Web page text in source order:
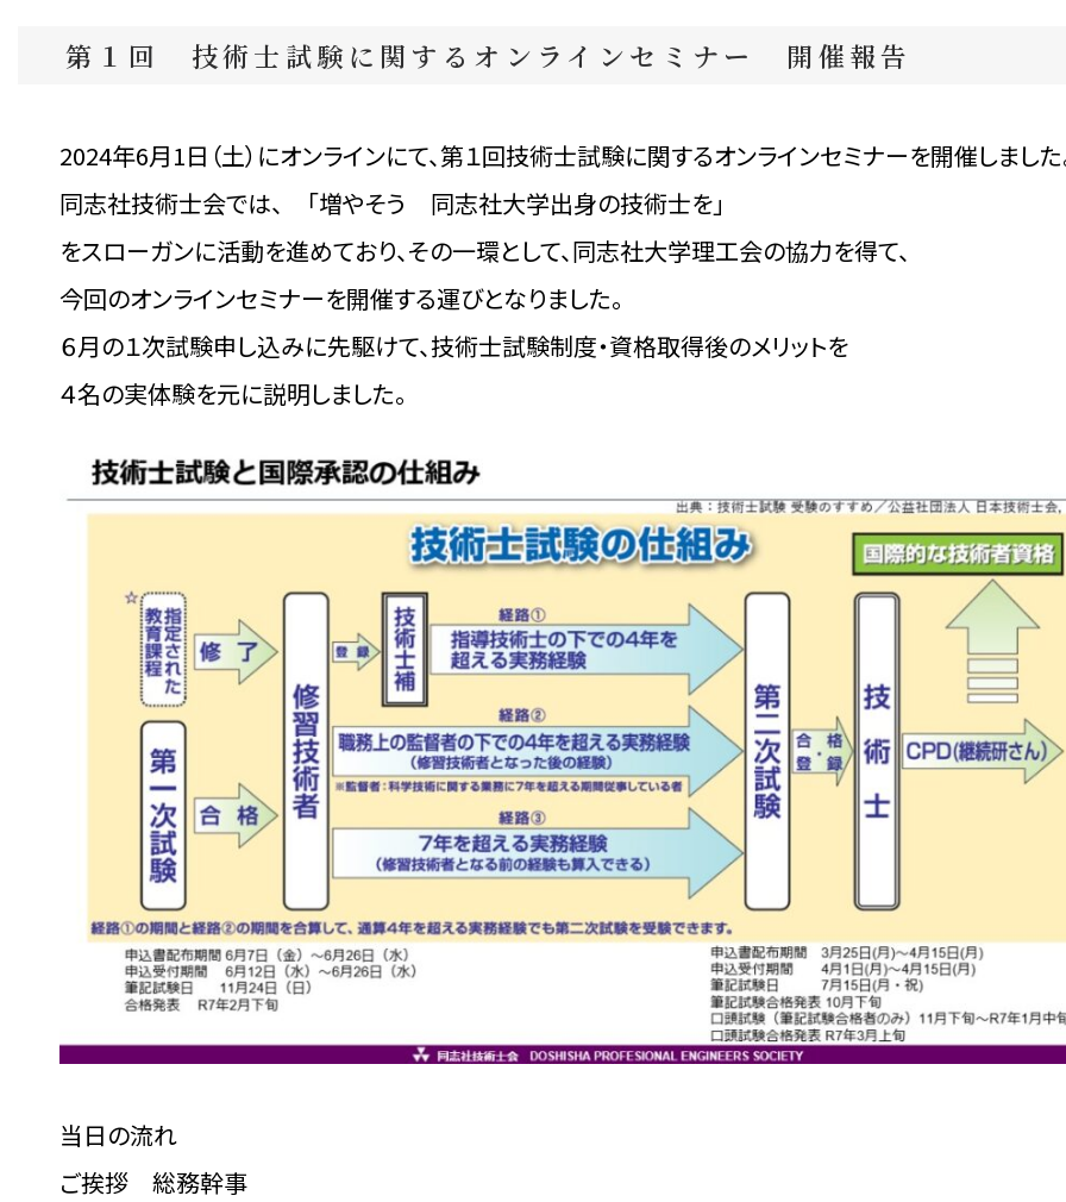
第１回 技術士試験に関するオンラインセミナー 開催報告
2024年6月1日（土）にオンラインにて、第１回技術士試験に関するオンラインセミナーを開催しました
同志社技術士会では、 「増やそう 同志社大学出身の技術士を」
をスローガンに活動を進めており、その一環として、同志社大学理工会の協力を得て、
今回のオンラインセミナーを開催する運びとなりました。
６月の１次試験申し込みに先駆けて、技術士試験制度・資格取得後のメリットを
４名の実体験を元に説明しました。
当日の流れ
ご挨拶 総務幹事